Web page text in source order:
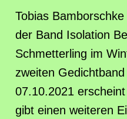
Tobias
der Band Isolation
Schmetterling im
zweiten
07.10.2021
gibt einen weiteren